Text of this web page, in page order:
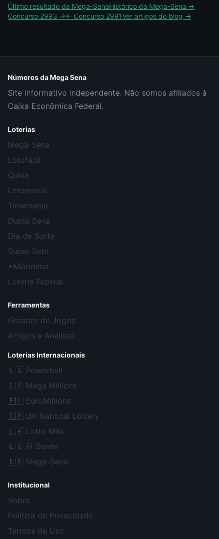
Último resultado da Mega-SenaHistórico da Mega-Sena →
Concurso 2993 →← Concurso 2991Ver artigos do blog →
Números da Mega Sena
Site informativo independente. Não somos afiliados à
Caixa Econômica Federal.
Loterias
Mega-Sena
Lotofácil
Quina
Lotomania
Timemania
Dupla Sena
Dia de Sorte
Super Sete
+Milionária
Loteria Federal
Ferramentas
Gerador de Jogos
Artigos e Análises
Loterias Internacionais
🇺🇸 Powerball
🇺🇸 Mega Millions
🇪🇺 EuroMillions
🇬🇧 UK National Lottery
🇨🇦 Lotto Max
🇪🇸 El Gordo
🇧🇷 Mega-Sena
Institucional
Sobre
Política de Privacidade
Termos de Uso